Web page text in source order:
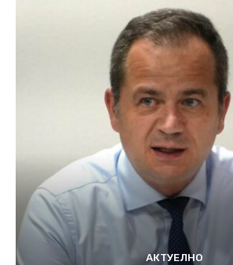
АКТУЕЛНО